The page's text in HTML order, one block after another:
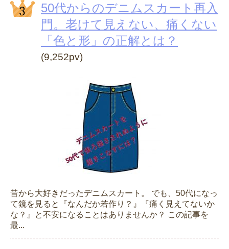
50代からのデニムスカート再入
門。老けて見えない、痛くない
「色と形」の正解とは？
(9,252pv)
昔から大好きだったデニムスカート。 でも、50代になっ
て鏡を見ると『なんだか若作り？』『痛く見えてないか
な？』と不安になることはありませんか？ この記事を
最...